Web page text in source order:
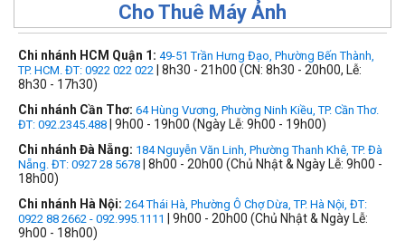
Cho Thuê Máy Ảnh
Chi nhánh HCM Quận 1: 49-51 Trần Hưng Đạo, Phường Bến Thành,
TP. HCM. ĐT: 0922 022 022 | 8h30 - 21h00 (CN: 8h30 - 20h00, Lễ:
8h30 - 17h30)
Chi nhánh Cần Thơ: 64 Hùng Vương, Phường Ninh Kiều, TP. Cần Thơ.
ĐT: 092.2345.488 | 9h00 - 19h00 (Ngày Lễ: 9h00 - 19h00)
Chi nhánh Đà Nẵng: 184 Nguyễn Văn Linh, Phường Thanh Khê, TP. Đà
Nẵng. ĐT: 0927 28 5678 | 8h00 - 20h00 (Chủ Nhật & Ngày Lễ: 9h00 -
18h00)
Chi nhánh Hà Nội: 264 Thái Hà, Phường Ô Chợ Dừa, TP. Hà Nội, ĐT:
0922 88 2662 - 092.995.1111
| 9h00 - 20h00 (Chủ Nhật & Ngày Lễ:
9h00 - 18h00)